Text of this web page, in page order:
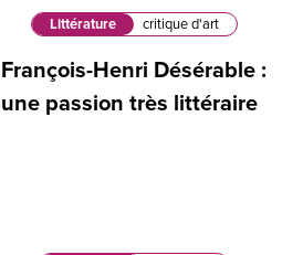
Littérature critique d'art
François-Henri Désérable :
une passion très littéraire